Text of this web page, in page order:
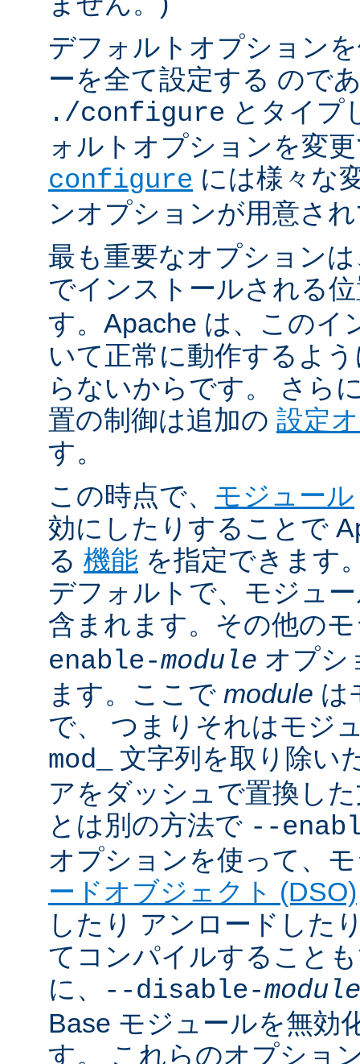
デフォルトオプション
ーを全て設定する ので
./configure とタイプ
ォルトオプションを変
configure には様々な
ンオプションが用意さ
最も重要なオプション
でインストールされる
す。Apache は、このイ
いて正常に動作するよ
らないからです。 さら
置の制御は追加の 設定
す。
この時点で、 モジュール
効にしたりすることで
る 機能 を指定できます
デフォルトで、モジュ
含まれます。その他の
enable-module オプシ
ます。ここで module は
で、 つまりそれはモジ
mod_
文字列を取り除い
アをダッシュで置換し
とは別の方法で --
オプションを使って、
ードオブジェクト (DSO)
したり アンロードした
てコンパイルすること
に、
--disable-module
Base モジュールを無効
す。 これらのオプショ